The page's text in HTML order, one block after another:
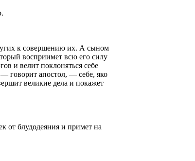
к совершению их. А сыном
восприимет всю его силу
и велит поклоняться себе
говорит апостол, — себе, яко
великие дела и покажет
от блудодеяния и примет на